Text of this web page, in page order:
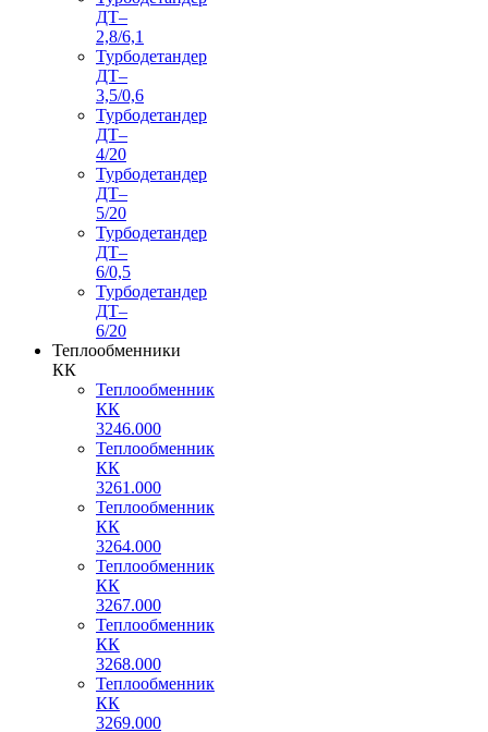
ДТ–
2,8/6,1
Турбодетандер
ДТ–
3,5/0,6
Турбодетандер
ДТ–
4/20
Турбодетандер
ДТ–
5/20
Турбодетандер
ДТ–
6/0,5
Турбодетандер
ДТ–
6/20
Теплообменники
КК
Теплообменник
КК
3246.000
Теплообменник
КК
3261.000
Теплообменник
КК
3264.000
Теплообменник
КК
3267.000
Теплообменник
КК
3268.000
Теплообменник
КК
3269.000